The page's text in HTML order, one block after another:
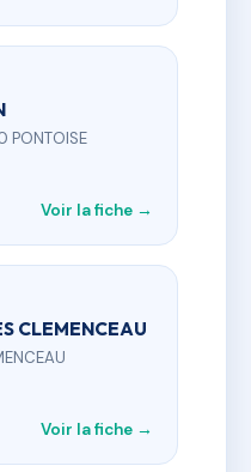
Voir la fiche →
CLEMENCEAU
Voir la fiche →